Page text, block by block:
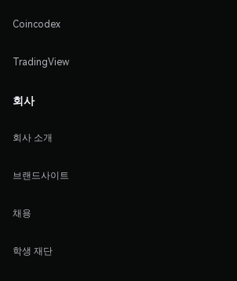
Coincodex
TradingView
회사
회사 소개
브랜드사이트
채용
학생 재단